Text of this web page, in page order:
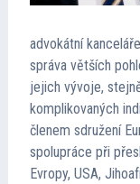
advokátní
správa větších
jejich vývoje,
komplikovaných
členem sdružení
spolupráce při
Evropy, USA,